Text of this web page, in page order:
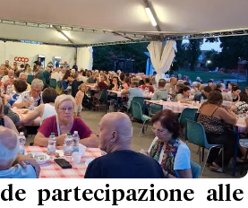
partecipazione alle